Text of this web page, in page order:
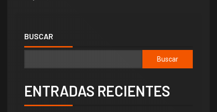
BUSCAR
Buscar
ENTRADAS RECIENTES